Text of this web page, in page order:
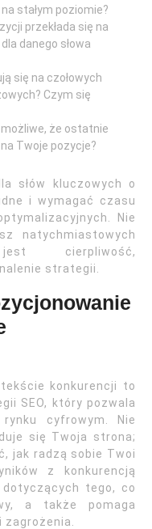
stałym poziomie?
przekłada się na
danego słowa
się na czołowych
Czym się
że ostatnie
Twoje pozycje?
słów kluczowych o
i wymagać czasu
Nie
natychmiastowych
cierpliwość,
strategii.
konkurencji to
SEO, który pozwala
cyfrowym. Nie
się Twoja strona;
jak radzą sobie Twoi
z konkurencją
tego, co
a także pomaga